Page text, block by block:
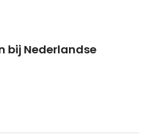
bij Nederlandse